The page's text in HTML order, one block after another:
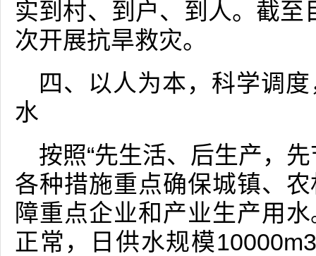
实到村、到户、到人。截
次开展抗旱救灾。
四、以人为本，科学调
水
按照“先生活、后生产，
各种措施重点确保城镇、
障重点企业和产业生产用
正常，日供水规模